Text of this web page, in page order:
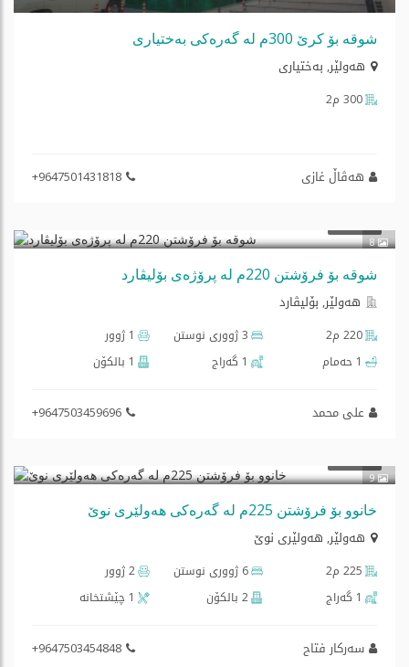
شوقە بۆ کرێ 300م لە گەرەکی بەختیاری
هه‌ولێر, به‌ختيارى
300 م2
هەڤاڵ غازی +9647501431818
8
شوقە بۆ فرۆشتن 220م لە پرۆژەی بۆلیڤارد
هه‌ولێر, بۆلیڤارد
220 م2 3 ژووری نوستن
1 ژوور
1 حەمام
1 گه‌راج 1 بالكۆن
علی محمد +9647503459696
9
خانوو بۆ فرۆشتن 225م لە گەرەکی هەولێری نوێ
هه‌ولێر, هەولێری نوێ
225 م2 6 ژووری نوستن
2 ژوور
1 گه‌راج
2 بالكۆن 1 چێشتخانه‌
سەرکار فتاح +9647503454848